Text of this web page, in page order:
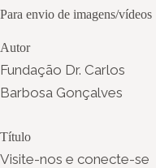
Para envio de imagens/vídeos
Autor
Fundação Dr. Carlos
Barbosa Gonçalves
Título
Visite-nos e conecte-se